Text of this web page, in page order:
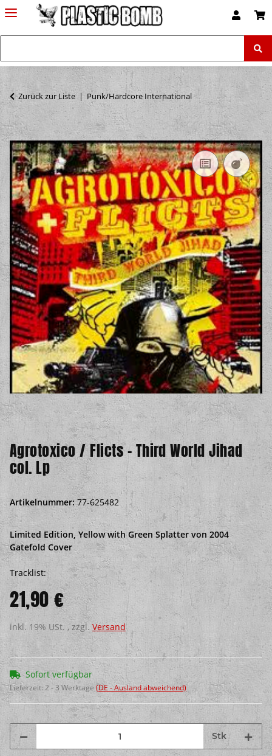
Zurück zur Liste Punk/Hardcore International
Agrotoxico / Flicts - Third World Jihad
col. Lp
Artikelnummer: 77-625482
Limited Edition, Yellow with Green Splatter von 2004
Gatefold Cover
Tracklist:
21,90 €
inkl. 19% USt. , zzgl. Versand
Sofort verfügbar
Lieferzeit:2 - 3 Werktage(DE - Ausland abweichend)
Stk